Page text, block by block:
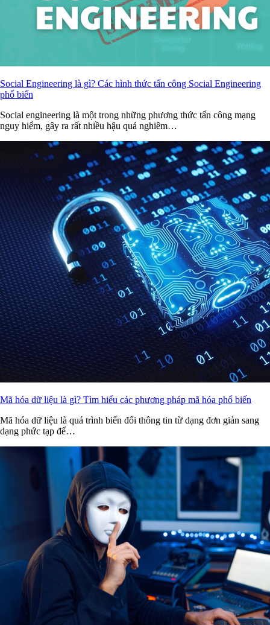
Social Engineering là gì? Các hình thức tấn công Social Engineering
phổ biến
Social engineering là một trong những phương thức tấn công mạng
nguy hiểm, gây ra rất nhiều hậu quả nghiêm…
Mã hóa dữ liệu là gì? Tìm hiểu các phương pháp mã hóa phổ biến
Mã hóa dữ liệu là quá trình biến đổi thông tin từ dạng đơn giản sang
dạng phức tạp để…